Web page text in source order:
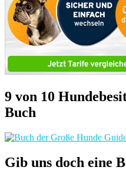
9 von 10
Buch
Gib uns doch eine